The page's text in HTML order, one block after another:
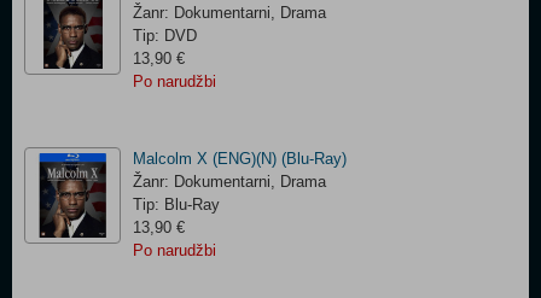
Žanr: Dokumentarni, Drama
Tip: DVD
13,90 €
Po narudžbi
Malcolm X (ENG)(N) (Blu-Ray)
Žanr: Dokumentarni, Drama
Tip: Blu-Ray
13,90 €
Po narudžbi